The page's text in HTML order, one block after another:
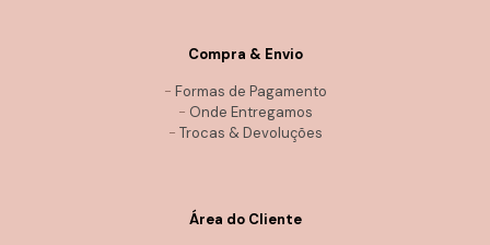
Compra & Envio
- Formas de Pagamento
- Onde Entregamos
- Trocas & Devoluções
Área do Cliente